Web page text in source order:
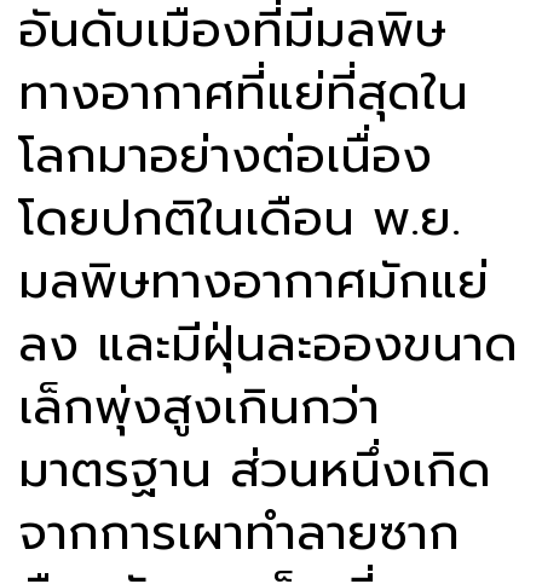
อันดับเมืองที่มีมลพิษ
ทางอากาศที่แย่ที่สุดใน
โลกมาอย่างต่อเนื่อง
โดยปกติในเดือน พ.ย.
มลพิษทางอากาศมักแย่
ลง และมีฝุ่นละอองขนาด
เล็กพุ่งสูงเกินกว่า
มาตรฐาน ส่วนหนึ่งเกิด
จากการเผาทำลายซาก